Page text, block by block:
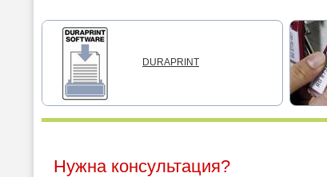
DURAPRINT
Нужна консультация?